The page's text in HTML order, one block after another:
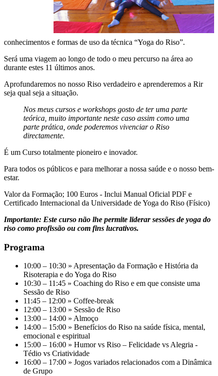
conhecimentos e formas de uso da técnica “Yoga do Riso”.
Será uma viagem ao longo de todo o meu percurso na área ao
durante estes 11 últimos anos.
Aprofundaremos no nosso Riso verdadeiro e aprenderemos a Rir
seja qual seja a situação.
Nos meus cursos e workshops gosto de ter uma parte
teórica, muito importante neste caso assim como uma
parte prática, onde poderemos vivenciar o Riso
directamente.
É um Curso totalmente pioneiro e inovador.
Para todos os públicos e para melhorar a nossa saúde e o nosso bem-
estar.
Valor da Formação; 100 Euros - Inclui Manual Oficial PDF e
Certificado Internacional da Universidade de Yoga do Riso (Físico)
Importante: Este curso não lhe permite liderar sessões de yoga do
riso como profissão ou com fins lucrativos.
Programa
10:00 – 10:30 » Apresentação da Formação e História da
Risoterapia e do Yoga do Riso
10:30 – 11:45 » Coaching do Riso e em que consiste uma
Sessão de Riso
11:45 – 12:00 » Coffee-break
12:00 – 13:00 » Sessão de Riso
13:00 – 14:00 » Almoço
14:00 – 15:00 » Benefícios do Riso na saúde física, mental,
emocional e espiritual
15:00 – 16:00 » Humor vs Riso – Felicidade vs Alegria -
Tédio vs Criatividade
16:00 – 17:00 » Jogos variados relacionados com a Dinâmica
de Grupo